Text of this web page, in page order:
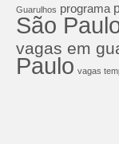
Guarulhos programa
São
vagas em
Paulo vagas